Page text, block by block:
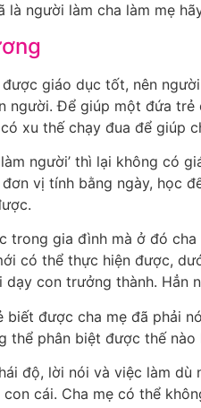
là người làm cha làm mẹ
giáo dục tốt, nên
người. Để giúp một đứa
xu thế chạy đua để giúp
làm người’ thì lại không có
vị tính bằng ngày, học
trong gia đình mà ở đó
có thể thực hiện được,
con trưởng thành. Hẳn
biết được cha mẹ đã phải
thể phân biệt được thế
độ, lời nói và việc làm dù
cái. Cha mẹ có thể